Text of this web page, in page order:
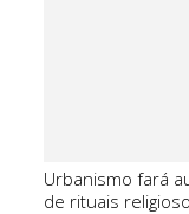
Urbanismo fará
de rituais